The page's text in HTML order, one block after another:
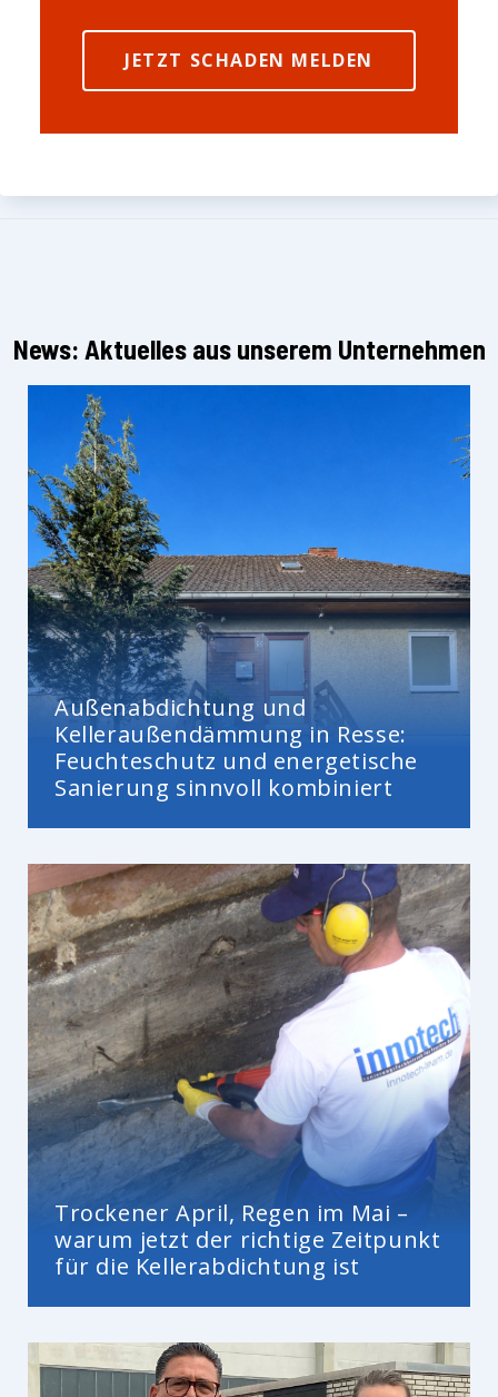
JETZT SCHADEN MELDEN
News: Aktuelles aus unserem Unternehmen
Außenabdichtung und
Kelleraußendämmung in Resse:
Feuchteschutz und energetische
Sanierung sinnvoll kombiniert
Trockener April, Regen im Mai –
warum jetzt der richtige Zeitpunkt
für die Kellerabdichtung ist